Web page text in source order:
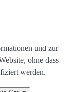
und zur
ohne dass
werden.